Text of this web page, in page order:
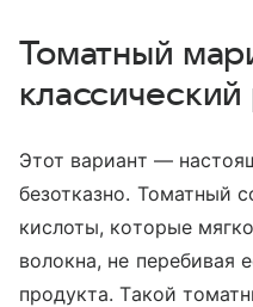
Томатный
Этот вариант —
безотказно. Томатный
кислоты, которые
волокна, не перебивая
продукта. Такой